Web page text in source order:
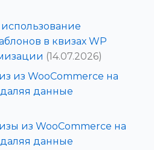
в квизах WP
(14.07.2026)
из WooCommerce на
данные
из WooCommerce на
данные